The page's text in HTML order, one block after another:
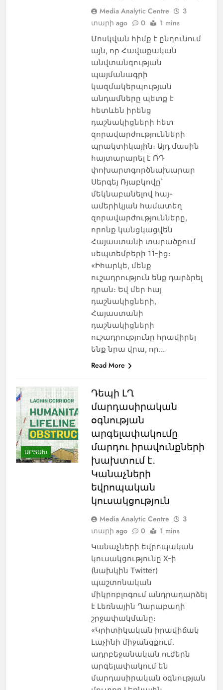
Media Analytic Centre
3
տարի ago
0 1 mins
Մոսկվան հիմք է ընդունում
այն, որ Հավաքական
անվտանգության
պայմանագրի
կազմակերպության
անդամները պետք է
հետևեն իրենց
դաշնակիցների հետ
զորավարժությունների
պրակտիկային։ Այդ մասին
հայտարարել է ՌԴ
փոխարտգործնախարար
Սերգեյ Ռյաբկովը՝
մեկնաբանելով հայ-
ամերիկյան համատեղ
զորավարժությունները,
որոնք կանցկացվեն
Հայաստանի տարածքում
սեպտեմբերի 11-ից։
«Իհարկե, մենք
ուշադրություն ենք դարձրել
դրան։ Եվ մեր հայ
դաշնակիցների,
Հայաստանի
դաշնակիցների
ուշադրությունը հրավիրել
ենք նրա վրա, որ…
Read More
ԱՐՑԱԽ
Դեպի ԼՂ
մարդասիրական
օգնության
արգելափակումը
մարդու իրավունքների
խախտում է․
Կանաչների
եվրոպական
կուսակցություն
Media Analytic Centre
3
տարի ago
0 1 mins
Կանաչների եվրոպական
կուսակցությունը X-ի
(նախկին Twitter)
պաշտոնական
միկրոբլոգում անդրադարձել
է Լեռնային Ղարաբաղի
շրջափակմանը։
«Կրիտիկական իրավիճակ
Լաչինի միջանցքում.
ադրբեջանական ուժերն
արգելափակում են
մարդասիրական օգնության